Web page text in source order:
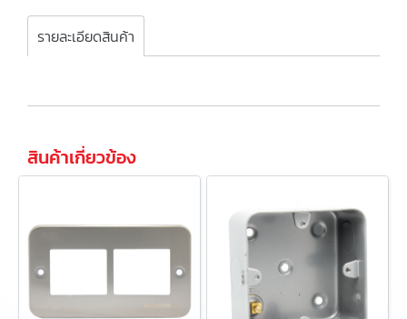
รายละเอียดสินค้า
สินค้าเกี่ยวข้อง